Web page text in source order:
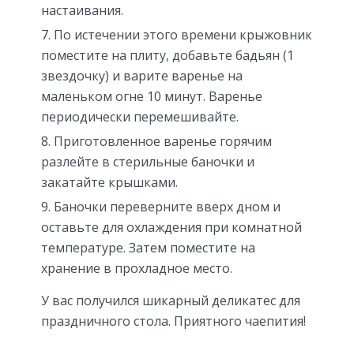
настаивания.
По истечении этого времени крыжовник
поместите на плиту, добавьте бадьян (1
звездочку) и варите варенье на
маленьком огне 10 минут. Варенье
периодически перемешивайте.
Приготовленное варенье горячим
разлейте в стерильные баночки и
закатайте крышками.
Баночки переверните вверх дном и
оставьте для охлаждения при комнатной
температуре. Затем поместите на
хранение в прохладное место.
У вас получился шикарный деликатес для
праздничного стола. Приятного чаепития!